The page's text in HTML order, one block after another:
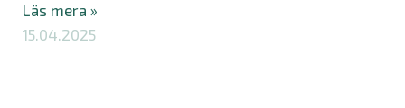
Läs mera »
15.04.2025